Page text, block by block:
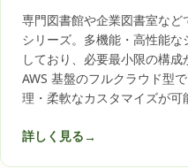
専門図書館や企業図書室な
シリーズ。多機能・高性能
しており、必要最小限の構成
AWS 基盤のフルクラウド型
理・柔軟なカスタマイズが可
詳しく見る→